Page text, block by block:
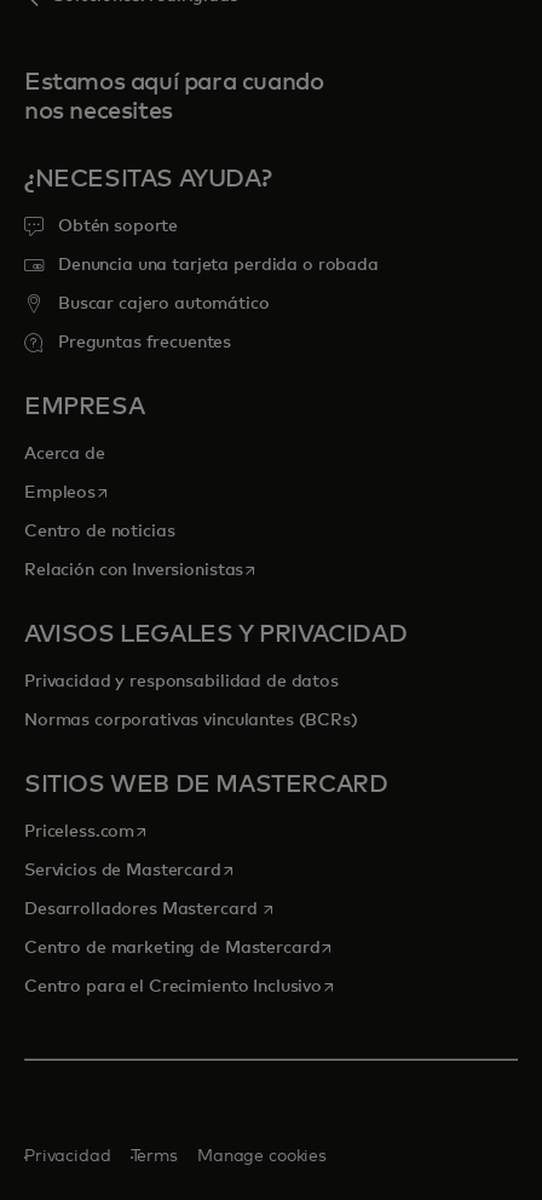
Estamos aquí para cuando
nos necesites
¿NECESITAS AYUDA?
Obtén soporte
Denuncia una tarjeta perdida o robada
Buscar cajero automático
Preguntas frecuentes
EMPRESA
Acerca de
Empleosse abre en una pestaña nueva
Centro de noticias
Relación con Inversionistasse abre en una pestaña nueva
AVISOS LEGALES Y PRIVACIDAD
Privacidad y responsabilidad de datos
Normas corporativas vinculantes (BCRs)
SITIOS WEB DE MASTERCARD
Priceless.com se abre en una pestaña nueva
Servicios de Mastercardse abre en una pestaña nueva
Desarrolladores Mastercard se abre en una pestaña nueva
Centro de marketing de Mastercardse abre en una pestaña
Centro para el Crecimiento Inclusivose abre en una pestaña
Privacidad Terms Manage cookies